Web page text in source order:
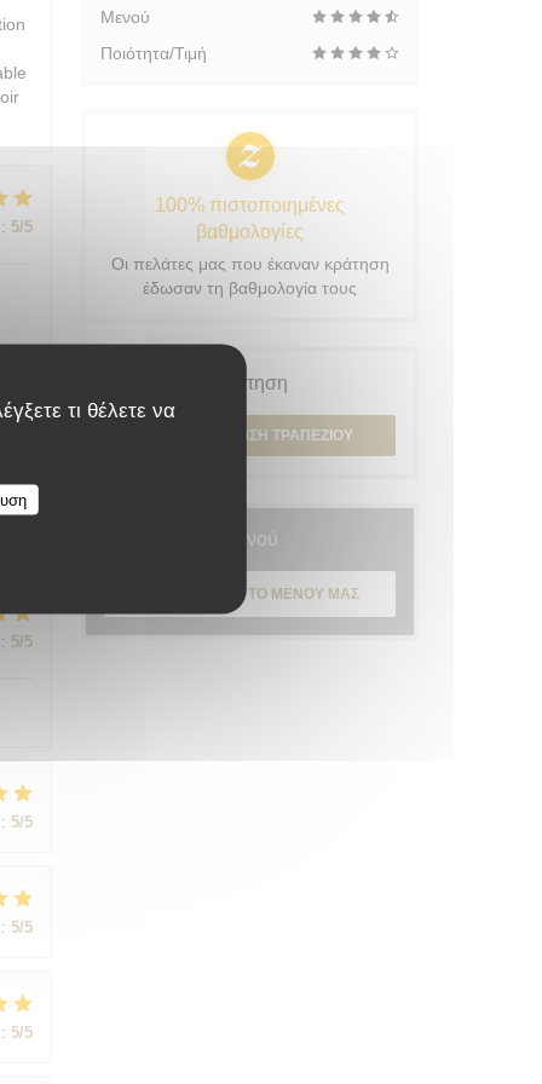
τι θέλετε να
: 5/5
: 5/5
: 5/5
: 5/5
: 5/5
Μενού
Ποιότητα/Τιμή
100% πιστοποιημένες
βαθμολογίες
Οι πελάτες μας που έκαναν κράτηση
έδωσαν τη βαθμολογία τους
Κράτηση
ΚΆΝΤΕ ΚΡΆΤΗΣΗ ΤΡΑΠΕΖΙΟΎ
Μενού
ΑΝΑΚΑΛΎΨΤΕ ΤΟ ΜΕΝΟΎ ΜΑΣ